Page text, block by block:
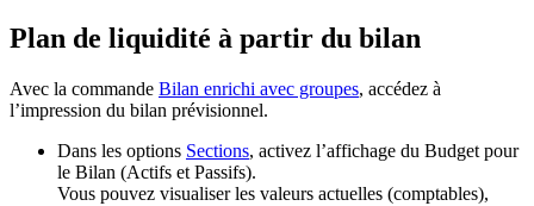
Plan de liquidité à partir du bilan
Avec la commande Bilan enrichi avec groupes, accédez à
l’impression du bilan prévisionnel.
Dans les options Sections, activez l’affichage du Budget pour
le Bilan (Actifs et Passifs).
Vous pouvez visualiser les valeurs actuelles (comptables),